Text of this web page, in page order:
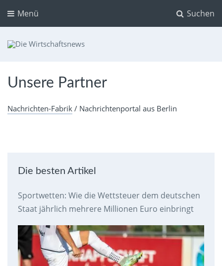
Suchen
Menü
Unsere Partner
Nachrichten-Fabrik / Nachrichtenportal aus Berlin
Die besten Artikel
Sportwetten: Wie die Wettsteuer dem deutschen
Staat jährlich mehrere Millionen Euro einbringt